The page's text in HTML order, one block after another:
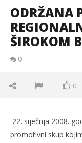
ODRŽANA
ŠIROKOM
0
0
ŠIROKOM
26.
22. siječnja 2008.
promotivni skup